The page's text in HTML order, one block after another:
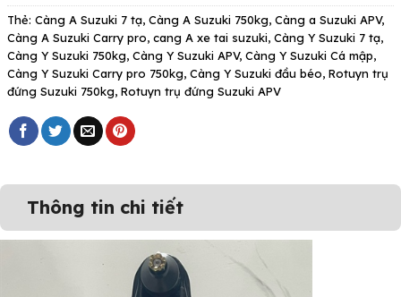
Thẻ: Càng A Suzuki 7 tạ, Càng A Suzuki 750kg, Càng a Suzuki APV,
Càng A Suzuki Carry pro, cang A xe tai suzuki, Càng Y Suzuki 7 tạ,
Càng Y Suzuki 750kg, Càng Y Suzuki APV, Càng Y Suzuki Cá mập,
Càng Y Suzuki Carry pro 750kg, Càng Y Suzuki đầu béo, Rotuyn trụ
đứng Suzuki 750kg, Rotuyn trụ đứng Suzuki APV
Thông tin chi tiết